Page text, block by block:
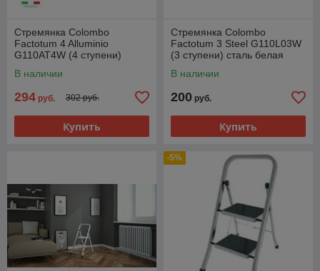
Стремянка Colombo
Factotum 4 Alluminio
G110AT4W (4 ступени)
В наличии
294 руб. 302 руб.
Купить
Стремянка Colombo
Factotum 3 Steel G110L03W
(3 ступени) сталь белая
В наличии
200 руб.
Купить
-5%